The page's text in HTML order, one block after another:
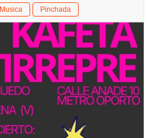
Musica Pinchada